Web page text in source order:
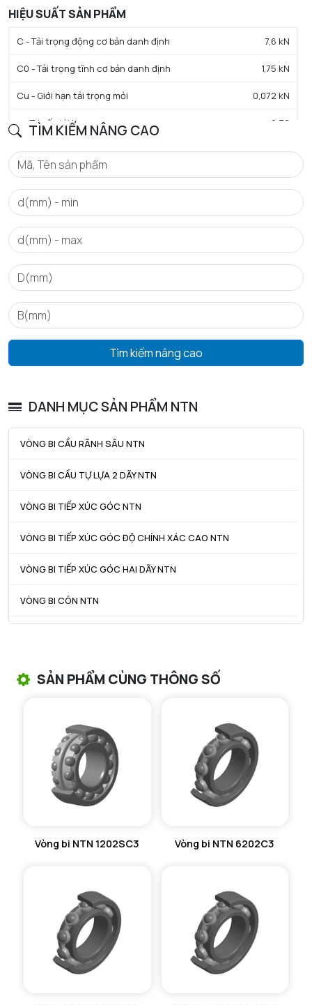
TÌM KIẾM NÂNG CAO
Tìm kiếm nâng cao
DANH MỤC SẢN PHẨM NTN
VÒNG BI CẦU RÃNH SÂU NTN
VÒNG BI CẦU TỰ LỰA 2 DÃY NTN
VÒNG BI TIẾP XÚC GÓC NTN
VÒNG BI TIẾP XÚC GÓC ĐỘ CHÍNH XÁC CAO NTN
VÒNG BI TIẾP XÚC GÓC HAI DÃY NTN
VÒNG BI CÔN NTN
VÒNG BI KIM NTN
VÒNG BI CHẶN TRỤC NTN
VÒNG BI LĂN TRỤ ĐẨY NTN
GỐI ĐỠ 2 NỬA NTN
MÁY GIA NHIỆT NTN
HIỆU SUẤT SẢN PHẨM
C - Tải trọng động cơ bản danh định 7,6 kN
C0 - Tải trọng tĩnh cơ bản danh định 1,75 kN
Cu - Giới hạn tải trọng mỏi 0,072 kN
e - Trị số giới hạn 0.32
Y0 - Hệ số tải trọng trục tĩnh 2.1
Y1 - Hệ số tải trọng trục thấp hơn 2
Y2 - Hệ số tải trọng trục trên
N lim - Tốc độ giới hạn bôi trơn dầu
Tmin - Nhiệt độ hoạt động tối thiểu
Tmax - Nhiệt độ hoạt động tối đa
GIỚI HẠN
Da max - Đường kính vai tối đa OR
ra max - Bán kính góc lượn tối đa trục & vỏ 0,6 mm
SẢN PHẨM CÙNG THÔNG SỐ
Vòng bi NTN 1202SC3 Vòng bi NTN 6202C3